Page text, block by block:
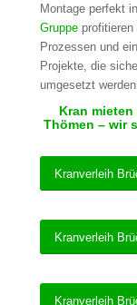
Montage perfekt
Gruppeprofitieren
Prozessen und
Projekte, die
umgesetzt
Kran
Thömen – wir
Kranverleih
Kranverleih
Kranverleih